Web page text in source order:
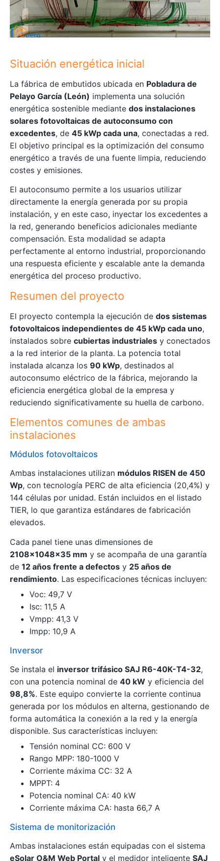
Situación energética inicial
La fábrica de embutidos ubicada en Pobladura de
Pelayo García (León) implementa una solución
energética sostenible mediante dos instalaciones
solares fotovoltaicas de autoconsumo con
excedentes, de 45 kWp cada una, conectadas a red.
El objetivo principal es la optimización del consumo
energético a través de una fuente limpia, reduciendo
costes y emisiones.
El autoconsumo permite a los usuarios utilizar
directamente la energía generada por su propia
instalación, y en este caso, inyectar los excedentes a
la red, generando beneficios adicionales mediante
compensación. Esta modalidad se adapta
perfectamente al entorno industrial, proporcionando
una respuesta eficiente y escalable ante la demanda
energética del proceso productivo.
Resumen del proyecto
El proyecto contempla la ejecución de dos sistemas
fotovoltaicos independientes de 45 kWp cada uno,
instalados sobre cubiertas industriales y conectados
a la red interior de la planta. La potencia total
instalada alcanza los 90 kWp, destinados al
autoconsumo eléctrico de la fábrica, mejorando la
eficiencia energética global de la empresa y
reduciendo significativamente su huella de carbono.
Elementos comunes de ambas
instalaciones
Módulos fotovoltaicos
Ambas instalaciones utilizan módulos RISEN de 450
Wp, con tecnología PERC de alta eficiencia (20,4%) y
144 células por unidad. Están incluidos en el listado
TIER, lo que garantiza estándares de fabricación
elevados.
Cada panel tiene unas dimensiones de
2108x1048x35 mm y se acompaña de una garantía
de 12 años frente a defectos y 25 años de
rendimiento. Las especificaciones técnicas incluyen:
Voc: 49,7 V
Isc: 11,5 A
Vmpp: 41,3 V
Impp: 10,9 A
Inversor
Se instala el inversor trifásico SAJ R6-40K-T4-32,
con una potencia nominal de 40 kW y eficiencia del
98,8%. Este equipo convierte la corriente continua
generada por los módulos en alterna, gestionando de
forma automática la conexión a la red y la energía
disponible. Sus características incluyen:
Tensión nominal CC: 600 V
Rango MPP: 180-1000 V
Corriente máxima CC: 32 A
MPPT: 4
Potencia nominal CA: 40 kW
Corriente máxima CA: hasta 66,7 A
Sistema de monitorización
Ambas instalaciones están equipadas con el sistema
eSolar O&M Web Portal y el medidor inteligente SAJ